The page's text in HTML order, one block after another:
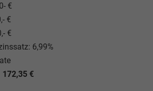
€
€
€
6,99%
172,35 €